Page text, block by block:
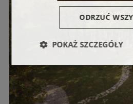
ODRZUĆ
POKAŻ SZCZEGÓŁY